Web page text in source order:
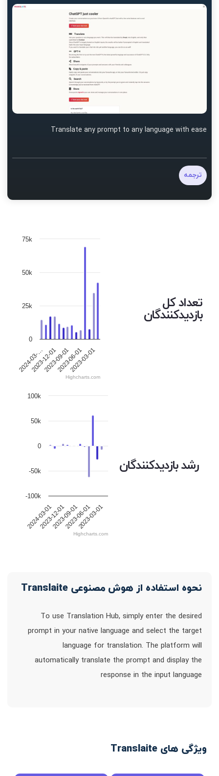
Translate any prompt to any language with ease
ترجمه
تعداد کل
بازدیدکنندگان
2024-03-…
2023-12-012023-09-012023-06-01
2023-03-01
0
25k
50k
75k
Highcharts.com
رشد بازدیدکنندگان
2024-03-01
2023-12-012023-09-012023-06-01
2023-03-01
-100k
-50k
0
50k
100k
Highcharts.com
نحوه استفاده از هوش مصنوعی Translaite
To use Translation Hub, simply enter the desired
prompt in your native language and select the target
language for translation. The platform will
automatically translate the prompt and display the
response in the input language
ویژگی های Translaite